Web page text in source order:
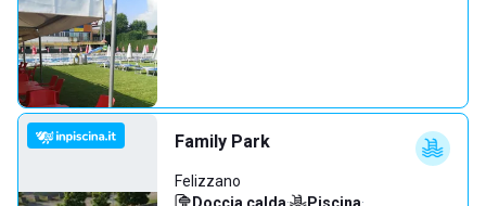
Family Park
Felizzano